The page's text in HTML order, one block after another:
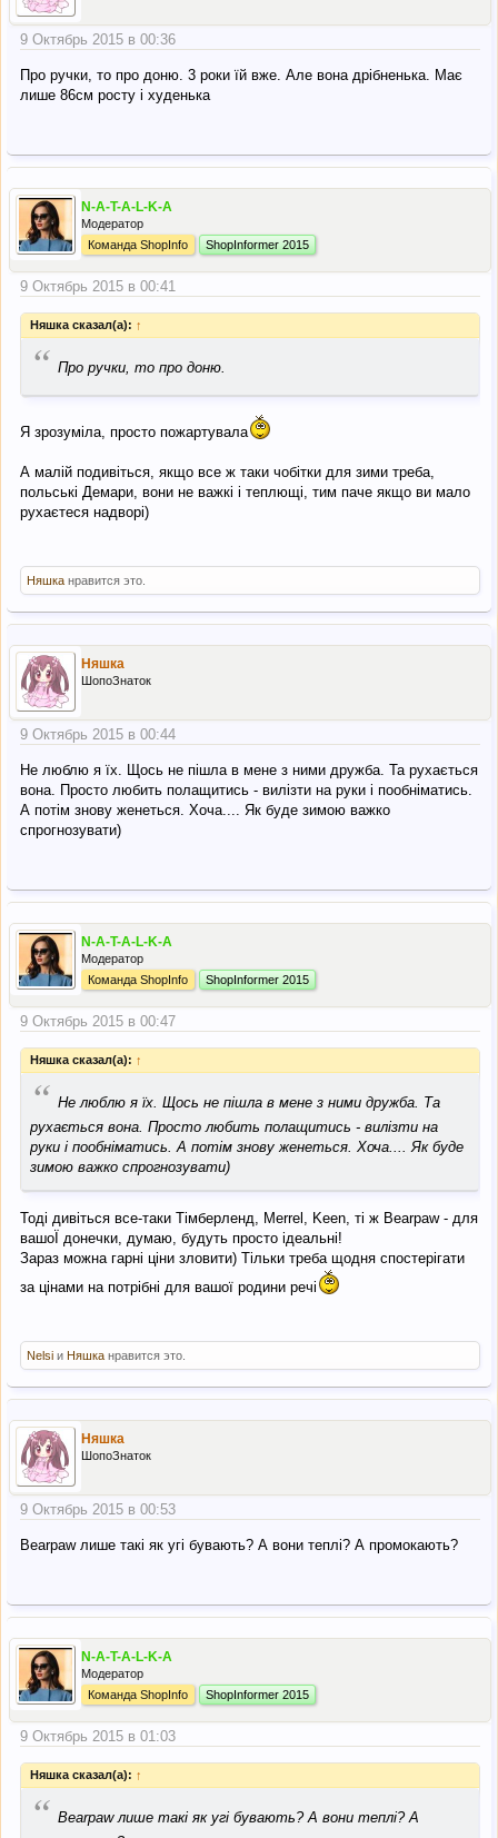
9 Октябрь 2015 в 00:36
Про ручки, то про доню. 3 роки їй вже. Але вона дрібненька. Має
лише 86см росту і худенька
N-A-T-A-L-K-A
Модератор
Команда ShopInfo
ShopInformer 2015
9 Октябрь 2015 в 00:41
Няшка сказал(а): ↑
“ Про ручки, то про доню.
Я зрозуміла, просто пожартувала
А малій подивіться, якщо все ж таки чобітки для зими треба,
польські Демари, вони не важкі і теплющі, тим паче якщо ви мало
рухаєтеся надворі)
Няшка нравится это.
Няшка
ШопоЗнаток
9 Октябрь 2015 в 00:44
Не люблю я їх. Щось не пішла в мене з ними дружба. Та рухається
вона. Просто любить полащитись - вилізти на руки і пообніматись.
А потім знову женеться. Хоча.... Як буде зимою важко
спрогнозувати)
N-A-T-A-L-K-A
Модератор
Команда ShopInfo
ShopInformer 2015
9 Октябрь 2015 в 00:47
Няшка сказал(а): ↑
“ Не люблю я їх. Щось не пішла в мене з ними дружба. Та
рухається вона. Просто любить полащитись - вилізти на
руки і пообніматись. А потім знову женеться. Хоча.... Як буде
зимою важко спрогнозувати)
Тоді дивіться все-таки Тімберленд, Merrel, Keen, ті ж Bearpaw - для
вашоЇ донечки, думаю, будуть просто ідеальні!
Зараз можна гарні ціни зловити) Тільки треба щодня спостерігати
за цінами на потрібні для вашої родини речі
Nelsi и Няшка нравится это.
Няшка
ШопоЗнаток
9 Октябрь 2015 в 00:53
Bearpaw лише такі як угі бувають? А вони теплі? А промокають?
N-A-T-A-L-K-A
Модератор
Команда ShopInfo
ShopInformer 2015
9 Октябрь 2015 в 01:03
Няшка сказал(а): ↑
“ Bearpaw лише такі як угі бувають? А вони теплі? А